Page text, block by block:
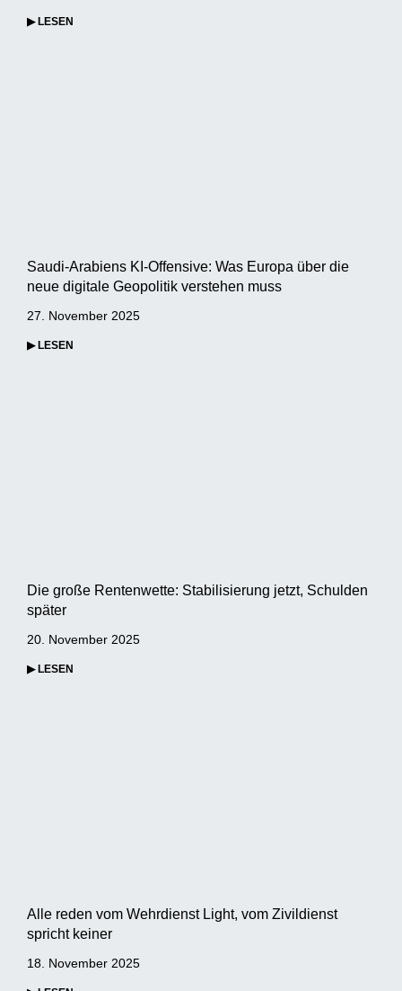
▶ LESEN
Saudi-Arabiens KI-Offensive: Was Europa über die
neue digitale Geopolitik verstehen muss
27. November 2025
▶ LESEN
Die große Rentenwette: Stabilisierung jetzt, Schulden
später
20. November 2025
▶ LESEN
Alle reden vom Wehrdienst Light, vom Zivildienst
spricht keiner
18. November 2025